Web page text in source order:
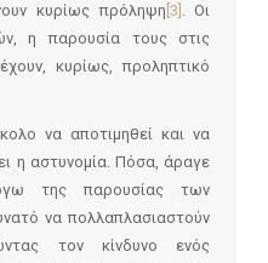
κυρίως πρόληψη [3] . Οι
η παρουσία τους στις
κυρίως, προληπτικό
να αποτιμηθεί και να
η αστυνομία. Πόσα, άραγε
της παρουσίας των
να πολλαπλασιαστούν
τον κίνδυνο ενός